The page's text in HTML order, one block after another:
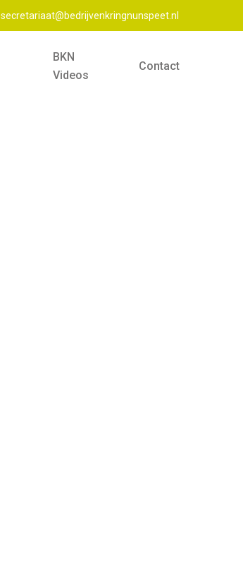
secretariaat@bedrijvenkringnunspeet.nl
BKN
Videos
Contact